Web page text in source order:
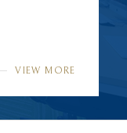
VIEW MORE